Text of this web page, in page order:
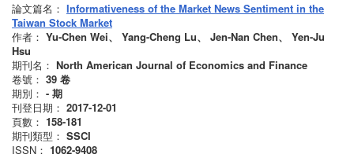
論文篇名： Informativeness of the Market News Sentiment in the
Taiwan Stock Market
作者： Yu-Chen Wei、 Yang-Cheng Lu、 Jen-Nan Chen、 Yen-Ju
Hsu
期刊名： North American Journal of Economics and Finance
卷號： 39 卷
期別： - 期
刊登日期： 2017-12-01
頁數： 158-181
期刊類型： SSCI
ISSN： 1062-9408